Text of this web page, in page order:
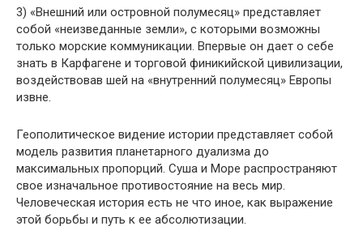
3) «Внешний или островной полумесяц» представляет
собой «неизведанные земли», с которыми возможны
только морские коммуникации. Впервые он дает о себе
знать в Карфагене и торговой финикийской цивилизации,
воздействовав шей на «внутренний полумесяц» Европы
извне.
Геополитическое видение истории представляет собой
модель развития планетарного дуализма до
максимальных пропорций. Суша и Море распространяют
свое изначальное противостояние на весь мир.
Человеческая история есть не что иное, как выражение
этой борьбы и путь к ее абсолютизации.